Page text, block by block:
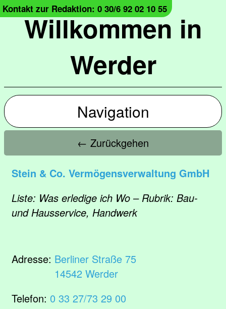
Willkommen in
Werder
Kontakt zur Redaktion: 0 30/6 92 02 10 55
Navigation
← Zurückgehen
Stein & Co. Vermögensverwaltung GmbH
Liste: Was erledige ich Wo – Rubrik: Bau-
und Hausservice, Handwerk
Adresse: Berliner Straße 75
14542 Werder
Telefon: 0 33 27/73 29 00